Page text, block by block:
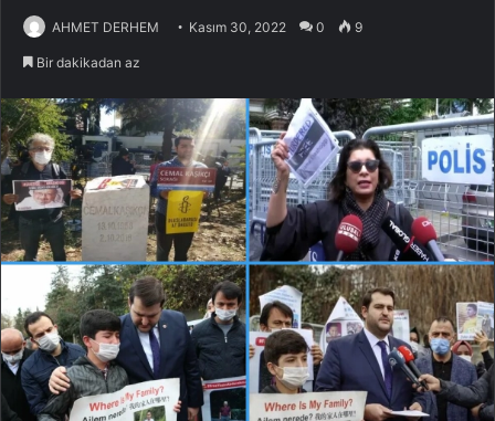
AHMET DERHEM Kasım 30, 2022 0 9
Bir dakikadan az